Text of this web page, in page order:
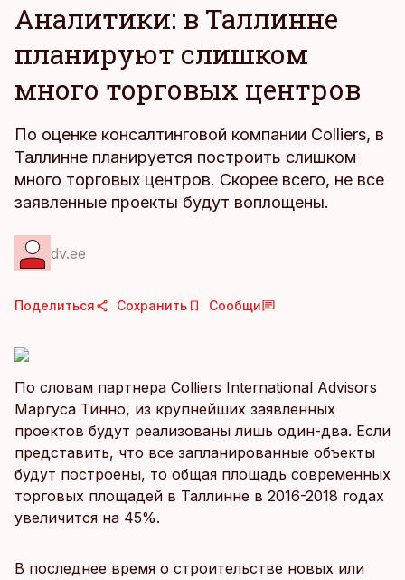
Аналитики: в Таллинне
планируют слишком
много торговых центров
По оценке консалтинговой компании Colliers, в
Таллинне планируется построить слишком
много торговых центров. Скорее всего, не все
заявленные проекты будут воплощены.
dv.ee
Поделиться Сохранить Сообщи
По словам партнера Colliers International Advisors
Маргуса Тинно, из крупнейших заявленных
проектов будут реализованы лишь один-два. Если
представить, что все запланированные объекты
будут построены, то общая площадь современных
торговых площадей в Таллинне в 2016-2018 годах
увеличится на 45%.
В последнее время о строительстве новых или